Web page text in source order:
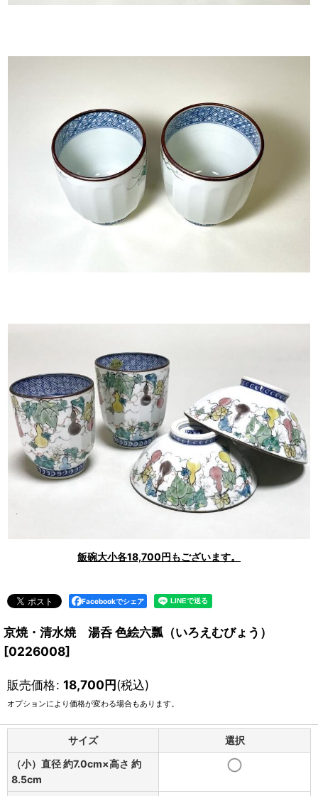
飯碗大小各18,700円もございます。
Facebookでシェア
京焼・清水焼 湯呑 色絵六瓢（いろえむびょう）
[0226008]
販売価格: 18,700円(税込)
オプションにより価格が変わる場合もあります。
サイズ
選択
（小）直径 約7.0cm×高さ 約
8.5cm